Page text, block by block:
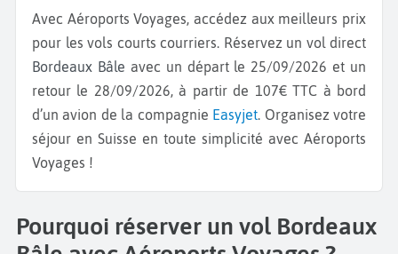
Avec Aéroports Voyages, accédez aux meilleurs prix
pour les vols courts courriers. Réservez un vol direct
Bordeaux Bâle avec un départ le 25/09/2026 et un
retour le 28/09/2026, à partir de 107€ TTC à bord
d’un avion de la compagnie Easyjet. Organisez votre
séjour en Suisse en toute simplicité avec Aéroports
Voyages !
Pourquoi réserver un vol Bordeaux